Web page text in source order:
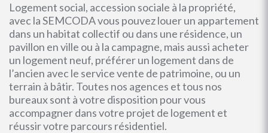
Logement social, accession sociale à la propriété,
avec la SEMCODA vous pouvez louer un appartement
dans un habitat collectif ou dans une résidence, un
pavillon en ville ou à la campagne, mais aussi acheter
un logement neuf, préférer un logement dans de
l’ancien avec le service vente de patrimoine, ou un
terrain à bâtir. Toutes nos agences et tous nos
bureaux sont à votre disposition pour vous
accompagner dans votre projet de logement et
réussir votre parcours résidentiel.